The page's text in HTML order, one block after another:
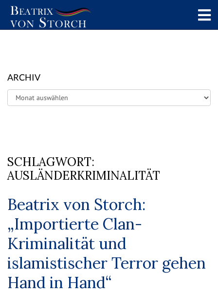
ARCHIV
Archiv
SCHLAGWORT:
AUSLÄNDERKRIMINALITÄT
Beatrix von Storch:
„Importierte Clan-
Kriminalität und
islamistischer Terror gehen
Hand in Hand“